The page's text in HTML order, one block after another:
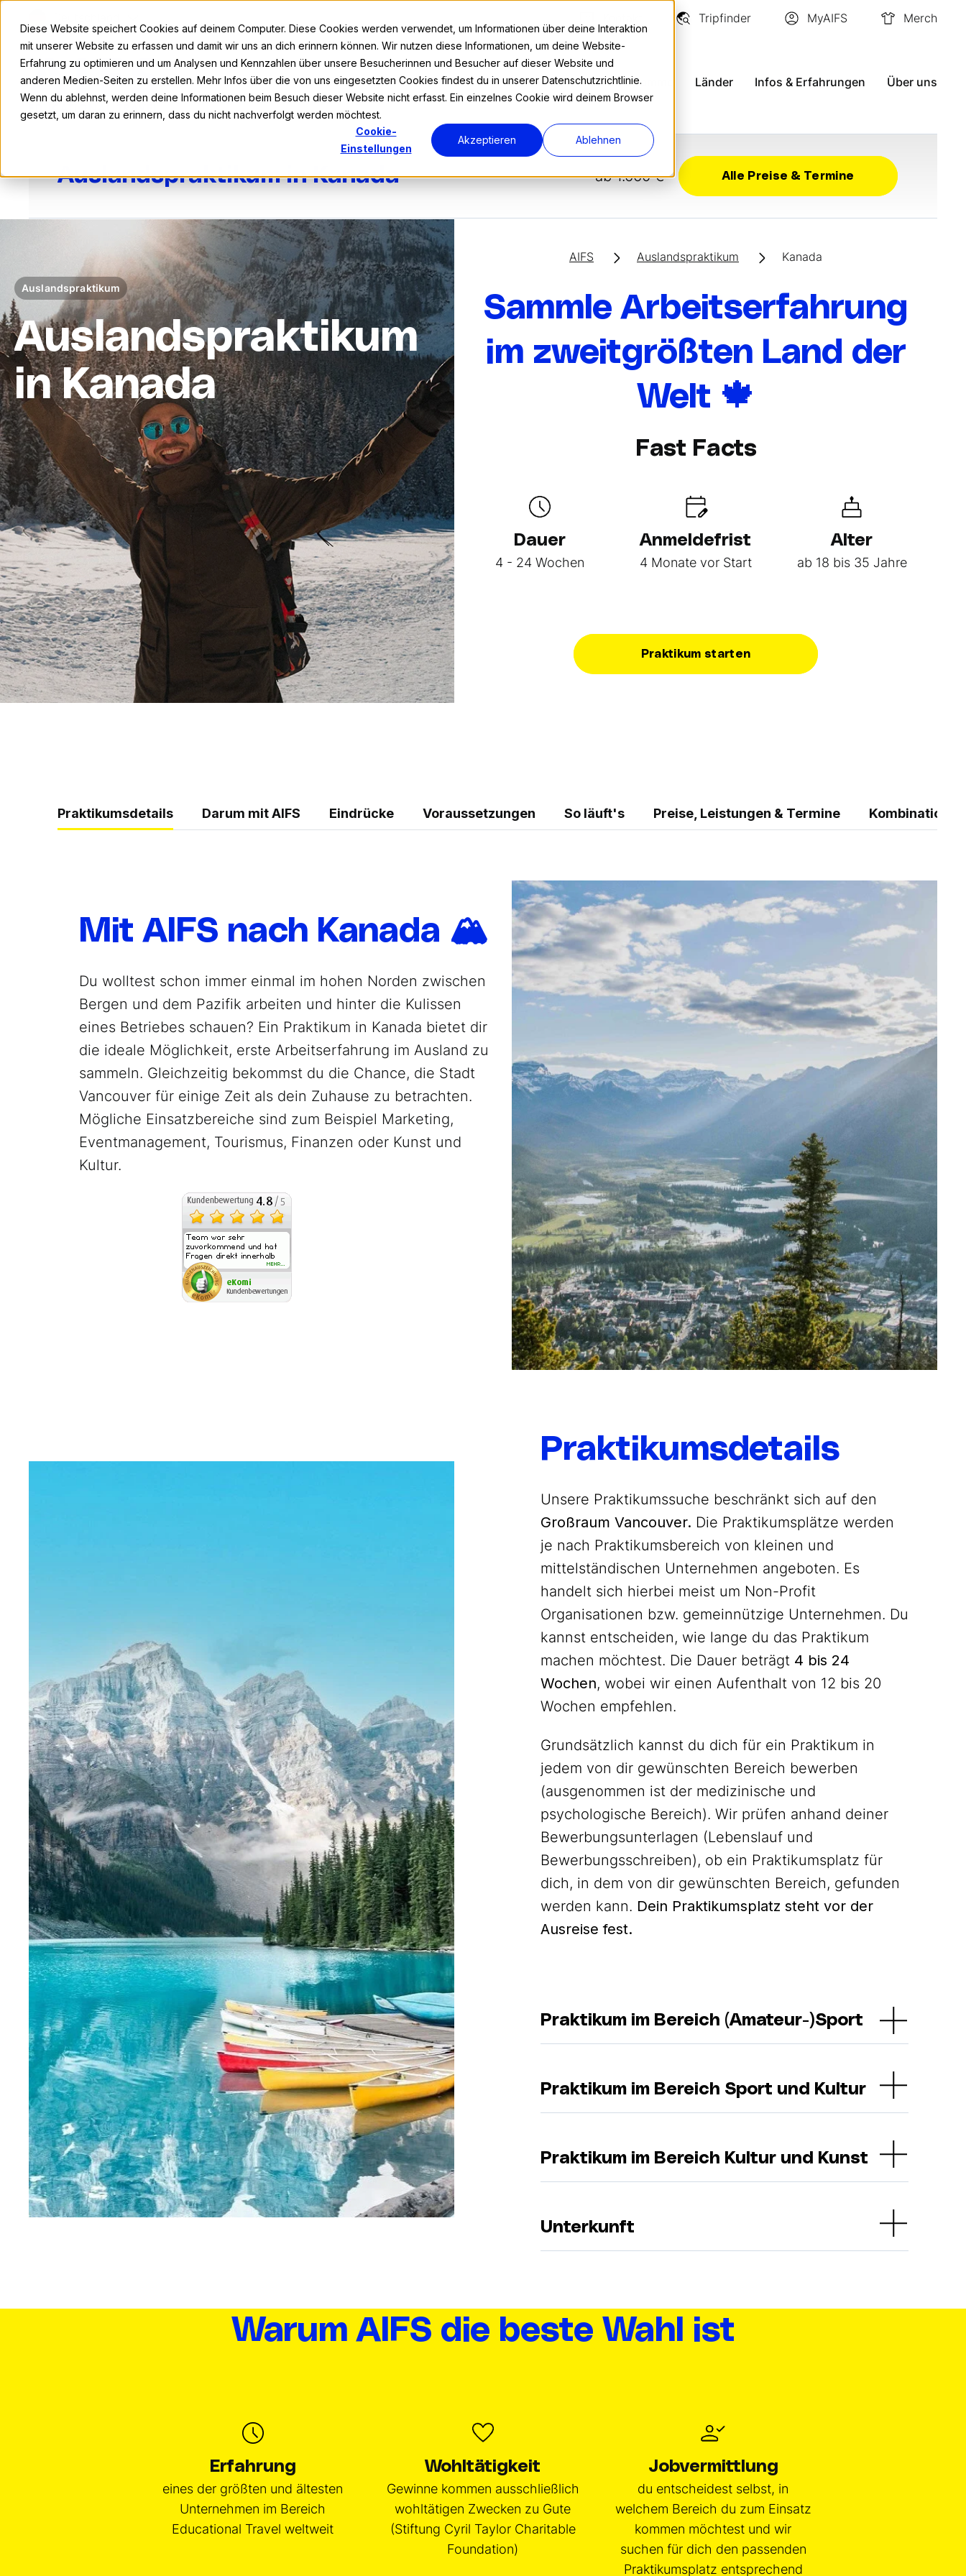
Diese Website speichert Cookies auf deinem Computer. Diese Cookies werden verwendet, um Informationen über deine Interaktion
mit unserer Website zu erfassen und damit wir uns an dich erinnern können. Wir nutzen diese Informationen, um deine Website-
Erfahrung zu optimieren und um Analysen und Kennzahlen über unsere Besucherinnen und Besucher auf dieser Website und
anderen Medien-Seiten zu erstellen. Mehr Infos über die von uns eingesetzten Cookies findest du in unserer Datenschutzrichtlinie.
Wenn du ablehnst, werden deine Informationen beim Besuch dieser Website nicht erfasst. Ein einzelnes Cookie wird deinem Browser
gesetzt, um daran zu erinnern, dass du nicht nachverfolgt werden möchtest.
Cookie-
Einstellungen
Akzeptieren Ablehnen
Tripfinder MyAIFS Merch
Programme Länder Infos & Erfahrungen Über uns
Auslandspraktikum in Kanada ab 1.660 € Alle Preise & Termine
Auslandspraktikum
Auslandspraktikum
in Kanada
AIFS Auslandspraktikum Kanada
Sammle Arbeitserfahrung
im zweitgrößten Land der
Welt 🍁
Fast Facts
Dauer
4 - 24 Wochen
Anmeldefrist
4 Monate vor Start
Alter
ab 18 bis 35 Jahre
Praktikum starten
Praktikumsdetails Darum mit AIFS Eindrücke Voraussetzungen So läuft's Preise, Leistungen & Termine
Mit AIFS nach Kanada 🏔️
Du wolltest schon immer einmal im hohen Norden zwischen
Bergen und dem Pazifik arbeiten und hinter die Kulissen
eines Betriebes schauen? Ein Praktikum in Kanada bietet dir
die ideale Möglichkeit, erste Arbeitserfahrung im Ausland zu
sammeln. Gleichzeitig bekommst du die Chance, die Stadt
Vancouver für einige Zeit als dein Zuhause zu betrachten.
Mögliche Einsatzbereiche sind zum Beispiel Marketing,
Eventmanagement, Tourismus, Finanzen oder Kunst und
Kultur.
Praktikumsdetails
Unsere Praktikumssuche beschränkt sich auf den
Großraum Vancouver. Die Praktikumsplätze werden
je nach Praktikumsbereich von kleinen und
mittelständischen Unternehmen angeboten. Es
handelt sich hierbei meist um Non-Profit
Organisationen bzw. gemeinnützige Unternehmen. Du
kannst entscheiden, wie lange du das Praktikum
machen möchtest. Die Dauer beträgt 4 bis 24
Wochen, wobei wir einen Aufenthalt von 12 bis 20
Wochen empfehlen.
Grundsätzlich kannst du dich für ein Praktikum in
jedem von dir gewünschten Bereich bewerben
(ausgenommen ist der medizinische und
psychologische Bereich). Wir prüfen anhand deiner
Bewerbungsunterlagen (Lebenslauf und
Bewerbungsschreiben), ob ein Praktikumsplatz für
dich, in dem von dir gewünschten Bereich, gefunden
werden kann. Dein Praktikumsplatz steht vor der
Ausreise fest.
Praktikum im Bereich (Amateur-)Sport
Praktikum im Bereich Sport und Kultur
Praktikum im Bereich Kultur und Kunst
Unterkunft
Warum AIFS die beste Wahl ist
Erfahrung
eines der größten und ältesten
Unternehmen im Bereich
Educational Travel weltweit
Wohltätigkeit
Gewinne kommen ausschließlich
wohltätigen Zwecken zu Gute
(Stiftung Cyril Taylor Charitable
Foundation)
Jobvermittlung
du entscheidest selbst, in
welchem Bereich du zum Einsatz
kommen möchtest und wir
suchen für dich den passenden
Praktikumsplatz entsprechend